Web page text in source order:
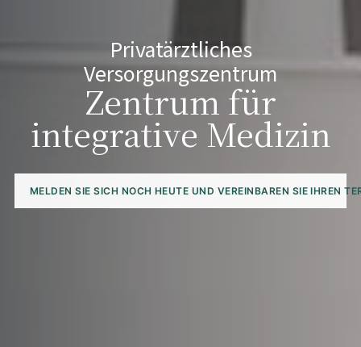
Privatärztliches
Versorgungszentrum
Zentrum für
integrative Medizin
MELDEN SIE SICH NOCH HEUTE UND VEREINBAREN SIE IHREN